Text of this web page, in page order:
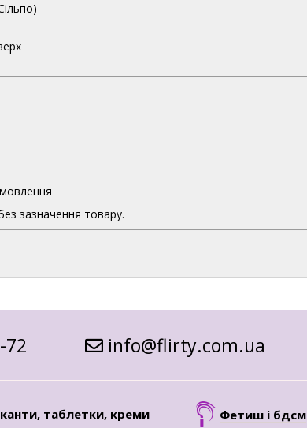
зазначення товару.
72 info@flirty.com.ua
таблетки, креми Фетиш і бдсм